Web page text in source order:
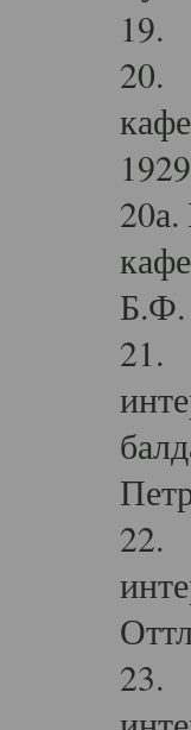
19.
20.
Б.Ф.
21.
22.
23.